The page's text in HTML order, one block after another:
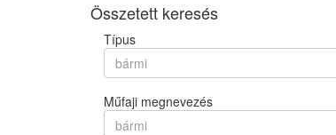
Összetett keresés
Típus
bármi
Műfaji megnevezés
bármi